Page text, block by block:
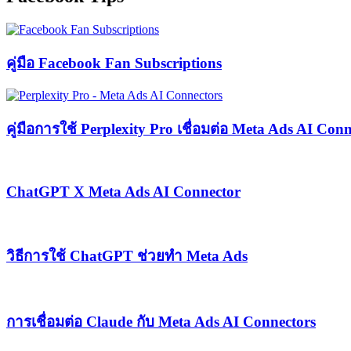
คู่มือ Facebook Fan Subscriptions
คู่มือการใช้ Perplexity Pro เชื่อมต่อ Meta Ads AI
ChatGPT X Meta Ads AI Connector
วิธีการใช้ ChatGPT ช่วยทำ Meta Ads
การเชื่อมต่อ Claude กับ Meta Ads AI Connectors